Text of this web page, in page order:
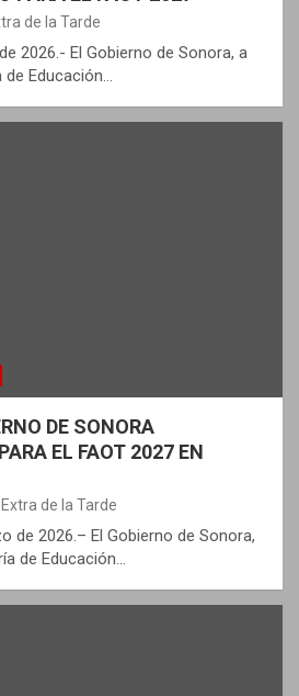
de la Tarde
2026.- El Gobierno de Sonora, a
de Educación…
DE SONORA
EL FAOT 2027 EN
Extra de la Tarde
de 2026.– El Gobierno de Sonora,
de Educación…